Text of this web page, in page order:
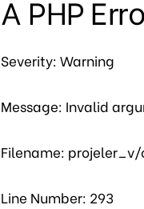
A PHP
Severity: Warning
Message: Invalid
Filename:
Line Number: 293